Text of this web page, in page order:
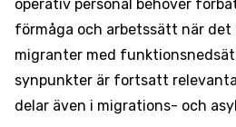
operativ personal behöver
förmåga och arbetssätt när
migranter med
synpunkter är fortsatt
delar även i migrations- och